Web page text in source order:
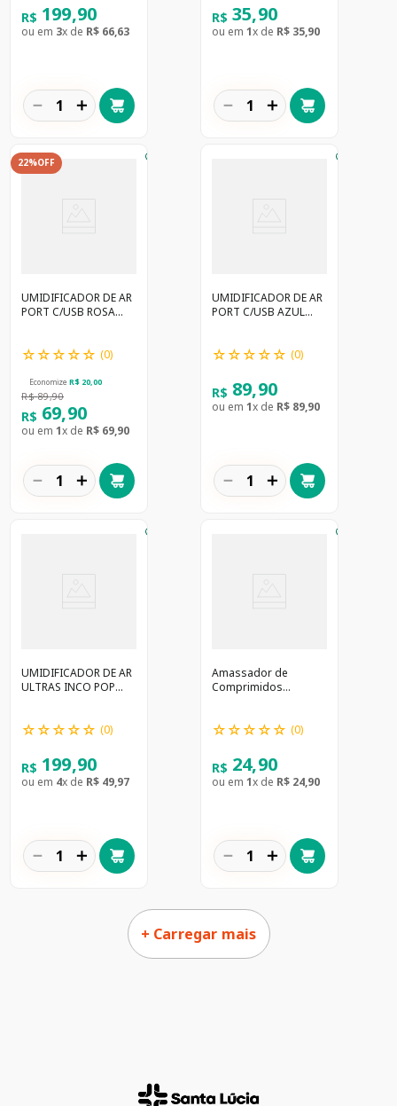
R$ 199,90
ou em 3x de R$ 66,63
＋
－
R$ 35,90
ou em 1x de R$ 35,90
＋
－
22%OFF
UMIDIFICADOR DE AR
PORT C/USB ROSA
☆☆☆☆☆ (0)
Economize R$ 20,00
R$ 89,90
R$ 69,90
ou em 1x de R$ 69,90
＋
－
UMIDIFICADOR DE AR
PORT C/USB AZUL
☆☆☆☆☆ (0)
R$ 89,90
ou em 1x de R$ 89,90
＋
－
UMIDIFICADOR DE AR
ULTRAS INCO POP
☆☆☆☆☆ (0)
R$ 199,90
ou em 4x de R$ 49,97
＋
－
Amassador de
Comprimidos
☆☆☆☆☆ (0)
R$ 24,90
ou em 1x de R$ 24,90
＋
－